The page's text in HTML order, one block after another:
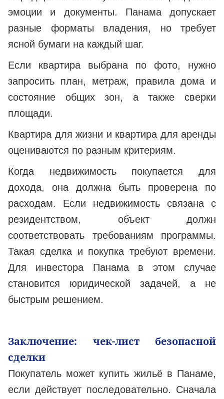
эмоции и документы. Панама допускает
разные форматы владения, но требует
ясной бумаги на каждый шаг.
Если квартира выбрана по фото, нужно
запросить план, метраж, правила дома и
состояние общих зон, а также сверки
площади.
Квартира для жизни и квартира для аренды
оцениваются по разным критериям.
Когда недвижимость покупается для
дохода, она должна быть проверена по
расходам. Если недвижимость связана с
резидентством, объект должн
соответствовать требованиям программы.
Такая сделка и покупка требуют времени.
Для инвестора Панама в этом случае
становится юридической задачей, а не
быстрым решением.
Заключение: чек-лист безопасной
сделки
Покупатель может купить жильё в Панаме,
если действует последовательно. Сначала